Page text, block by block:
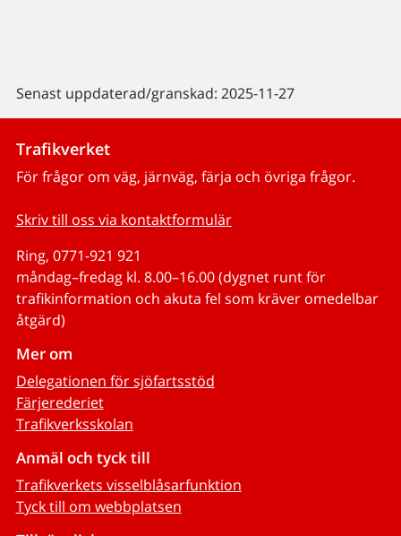
Senast uppdaterad/granskad: 2025-11-27
Trafikverket
För frågor om väg, järnväg, färja och övriga frågor.
Skriv till oss via kontaktformulär
Ring, 0771-921 921
måndag–fredag kl. 8.00–16.00 (dygnet runt för
trafikinformation och akuta fel som kräver omedelbar
åtgärd)
Mer om
Delegationen för sjöfartsstöd
Färjerederiet
Trafikverksskolan
Anmäl och tyck till
Trafikverkets visselblåsarfunktion
Tyck till om webbplatsen